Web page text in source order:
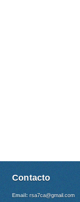
Contacto
Email: rsa7ca@gmail.com